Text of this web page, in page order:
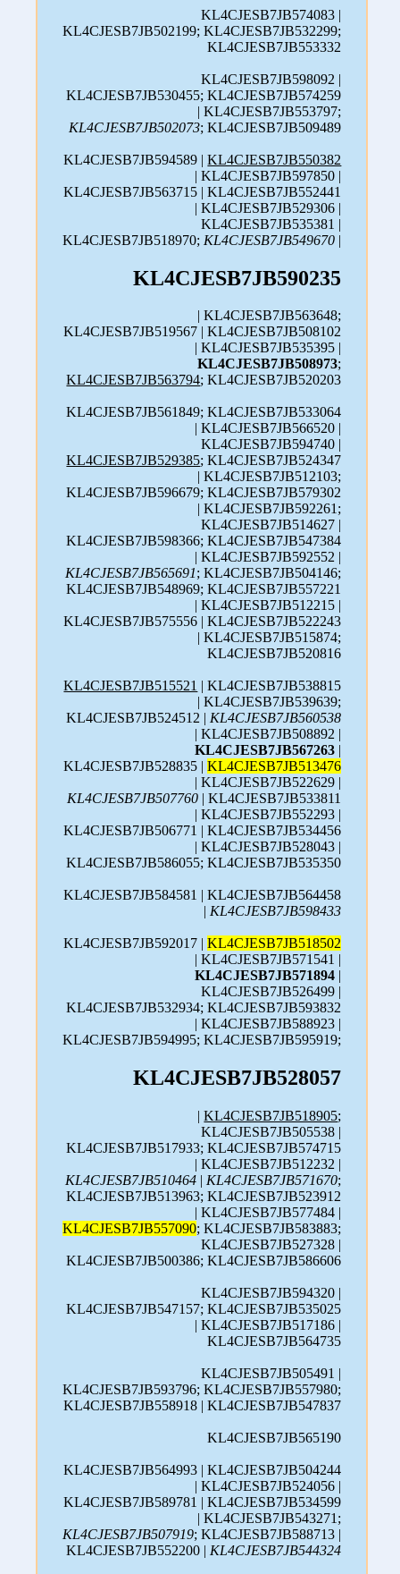
KL4CJESB7JB574083 |
KL4CJESB7JB502199; KL4CJESB7JB532299;
KL4CJESB7JB553332
KL4CJESB7JB598092 |
KL4CJESB7JB530455; KL4CJESB7JB574259
| KL4CJESB7JB553797;
KL4CJESB7JB502073; KL4CJESB7JB509489
KL4CJESB7JB594589 |KL4CJESB7JB550382
| KL4CJESB7JB597850 |
KL4CJESB7JB563715 | KL4CJESB7JB552441
| KL4CJESB7JB529306 |
KL4CJESB7JB535381 |
KL4CJESB7JB518970; KL4CJESB7JB549670 |
KL4CJESB7JB590235
| KL4CJESB7JB563648;
KL4CJESB7JB519567 | KL4CJESB7JB508102
| KL4CJESB7JB535395 |
KL4CJESB7JB508973;
KL4CJESB7JB563794; KL4CJESB7JB520203
KL4CJESB7JB561849; KL4CJESB7JB533064
| KL4CJESB7JB566520 |
KL4CJESB7JB594740 |
KL4CJESB7JB529385; KL4CJESB7JB524347
| KL4CJESB7JB512103;
KL4CJESB7JB596679; KL4CJESB7JB579302
| KL4CJESB7JB592261;
KL4CJESB7JB514627 |
KL4CJESB7JB598366; KL4CJESB7JB547384
| KL4CJESB7JB592552 |
KL4CJESB7JB565691; KL4CJESB7JB504146;
KL4CJESB7JB548969; KL4CJESB7JB557221
| KL4CJESB7JB512215 |
KL4CJESB7JB575556 | KL4CJESB7JB522243
| KL4CJESB7JB515874;
KL4CJESB7JB520816
KL4CJESB7JB515521 | KL4CJESB7JB538815
| KL4CJESB7JB539639;
KL4CJESB7JB524512 |KL4CJESB7JB560538
| KL4CJESB7JB508892 |
KL4CJESB7JB567263
KL4CJESB7JB528835 |KL4CJESB7JB513476
| KL4CJESB7JB522629 |
KL4CJESB7JB507760 | KL4CJESB7JB533811
| KL4CJESB7JB552293 |
KL4CJESB7JB506771 | KL4CJESB7JB534456
| KL4CJESB7JB528043 |
KL4CJESB7JB586055; KL4CJESB7JB535350
KL4CJESB7JB584581 | KL4CJESB7JB564458
|KL4CJESB7JB598433
KL4CJESB7JB592017 |KL4CJESB7JB518502
| KL4CJESB7JB571541 |
KL4CJESB7JB571894
KL4CJESB7JB526499 |
KL4CJESB7JB532934; KL4CJESB7JB593832
| KL4CJESB7JB588923 |
KL4CJESB7JB594995; KL4CJESB7JB595919;
KL4CJESB7JB528057
|KL4CJESB7JB518905;
KL4CJESB7JB505538 |
KL4CJESB7JB517933; KL4CJESB7JB574715
| KL4CJESB7JB512232 |
KL4CJESB7JB510464 | KL4CJESB7JB571670;
KL4CJESB7JB513963; KL4CJESB7JB523912
| KL4CJESB7JB577484 |
KL4CJESB7JB557090; KL4CJESB7JB583883;
KL4CJESB7JB527328 |
KL4CJESB7JB500386; KL4CJESB7JB586606
KL4CJESB7JB594320 |
KL4CJESB7JB547157; KL4CJESB7JB535025
| KL4CJESB7JB517186 |
KL4CJESB7JB564735
KL4CJESB7JB505491 |
KL4CJESB7JB593796; KL4CJESB7JB557980;
KL4CJESB7JB558918 | KL4CJESB7JB547837
KL4CJESB7JB565190
KL4CJESB7JB564993 | KL4CJESB7JB504244
| KL4CJESB7JB524056 |
KL4CJESB7JB589781 | KL4CJESB7JB534599
| KL4CJESB7JB543271;
KL4CJESB7JB507919; KL4CJESB7JB588713 |
KL4CJESB7JB552200 | KL4CJESB7JB544324